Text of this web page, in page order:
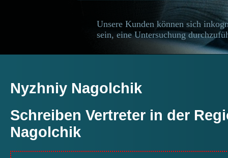
Unsere Kunden können sich
sein, eine Untersuchung
Nyzhniy Nagolchik
Schreiben Vertreter in der
Nagolchik